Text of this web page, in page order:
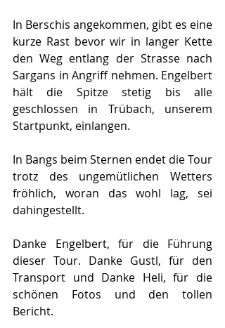
In Berschis angekommen, gibt es eine
kurze Rast bevor wir in langer Kette
den Weg entlang der Strasse nach
Sargans in Angriff nehmen. Engelbert
hält die Spitze stetig bis alle
geschlossen in Trübach, unserem
Startpunkt, einlangen.
In Bangs beim Sternen endet die Tour
trotz des ungemütlichen Wetters
fröhlich, woran das wohl lag, sei
dahingestellt.
Danke Engelbert, für die Führung
dieser Tour. Danke Gustl, für den
Transport und Danke Heli, für die
schönen Fotos und den tollen
Bericht.